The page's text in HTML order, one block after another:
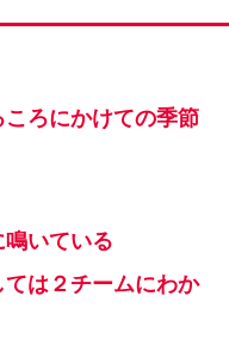
ろにかけての季節
いている
は２チームにわか